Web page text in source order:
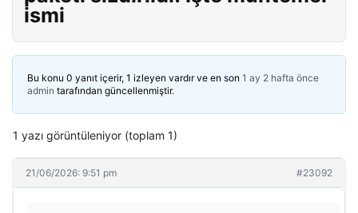
ismi
Bu konu 0 yanıt içerir, 1 izleyen vardır ve en son 1 ay 2 hafta önce
admin tarafından güncellenmiştir.
1 yazı görüntüleniyor (toplam 1)
21/06/2026: 9:51 pm #23092